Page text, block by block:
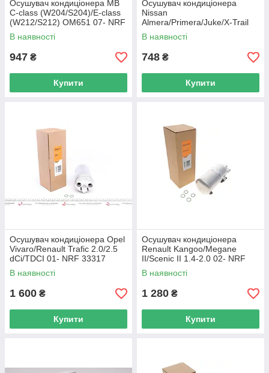
Осушувач кондиціонера MB
C-class (W204/S204)/E-class
(W212/S212) OM651 07- NRF
33350 UA62
В наявності
947 ₴
Купити
Осушувач кондиціонера
Nissan
Almera/Primera/Juke/X-Trail
00- NRF 33224 UA62
В наявності
748 ₴
Купити
Осушувач кондиціонера Opel
Vivaro/Renault Trafic 2.0/2.5
dCi/TDCI 01- NRF 33317
UA62
В наявності
1 600 ₴
Купити
Осушувач кондиціонера
Renault Kangoo/Megane
II/Scenic II 1.4-2.0 02- NRF
33221 UA62
В наявності
1 280 ₴
Купити